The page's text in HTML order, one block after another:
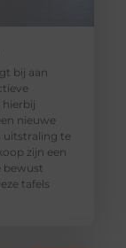
bij aan
hierbij
nieuwe
uitstraling te
zijn een
bewust
tafels